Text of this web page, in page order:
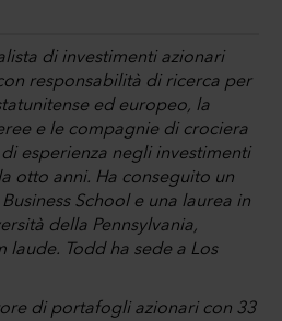
di investimenti azionari
responsabilità di ricerca per
ed europeo, la
e le compagnie di crociera
esperienza negli investimenti
otto anni. Ha conseguito un
School e una laurea in
della Pennsylvania,
laude. Todd ha sede a Los
di portafogli azionari con 33